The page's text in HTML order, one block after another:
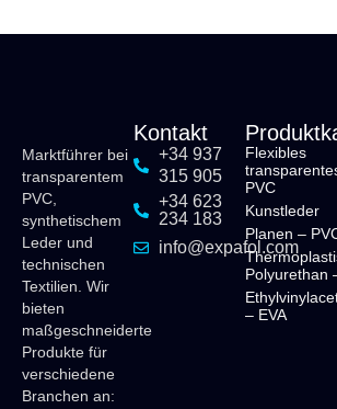
Marktführer bei
transparentem
PVC,
synthetischem
Leder und
technischen
Textilien. Wir
bieten
maßgeschneiderte
Produkte für
verschiedene
Branchen an:
Kontakt
+34 937
315 905
+34 623
234 183
info@expafol.com
Flexibles
PVC
Kunstleder
Planen –
Polyurethan
– EVA